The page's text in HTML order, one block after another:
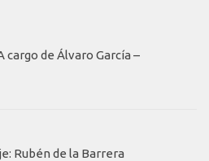
de Álvaro García –
Rubén de la Barrera